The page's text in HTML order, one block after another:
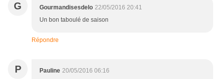
G Gourmandisesdelo 22/05/2016 20:41
Un bon taboulé de saison
Répondre
P Pauline 20/05/2016 06:16